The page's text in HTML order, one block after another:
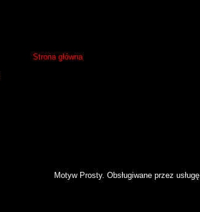
Strona główna
Motyw Prosty. Obsługiwane przez usługę